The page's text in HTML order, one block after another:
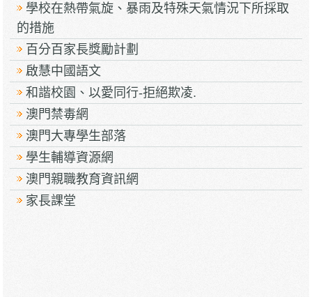
學校在熱帶氣旋、暴雨及特殊天氣情況下所採取
的措施
百分百家長獎勵計劃
啟慧中國語文
和諧校園、以愛同行-拒絕欺凌.
澳門禁毒網
澳門大專學生部落
學生輔導資源網
澳門親職教育資訊網
家長課堂